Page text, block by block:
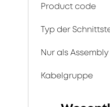
Product code
Typ der
Nur als
Kabelgruppe